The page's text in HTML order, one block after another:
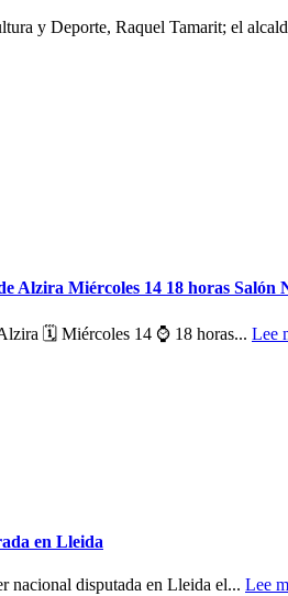
y Deporte, Raquel Tamarit; el
Alzira Miércoles 14 18 horas Salón
🗓️ Miércoles 14 ⌚ 18 horas... Lee
en Lleida
nacional disputada en Lleida el... Lee